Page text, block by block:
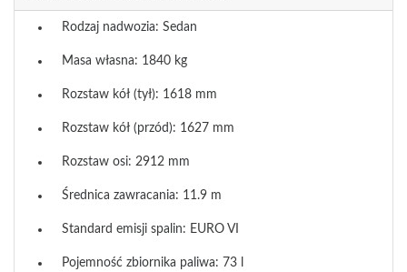
Rodzaj nadwozia: Sedan
Masa własna: 1840 kg
Rozstaw kół (tył): 1618 mm
Rozstaw kół (przód): 1627 mm
Rozstaw osi: 2912 mm
Średnica zawracania: 11.9 m
Standard emisji spalin: EURO VI
Pojemność zbiornika paliwa: 73 l